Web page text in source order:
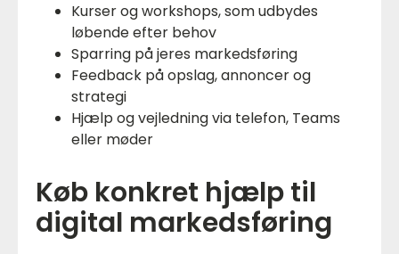
Kurser og workshops, som udbydes
løbende efter behov
Sparring på jeres markedsføring
Feedback på opslag, annoncer og
strategi
Hjælp og vejledning via telefon, Teams
eller møder
Køb konkret hjælp til
digital markedsføring